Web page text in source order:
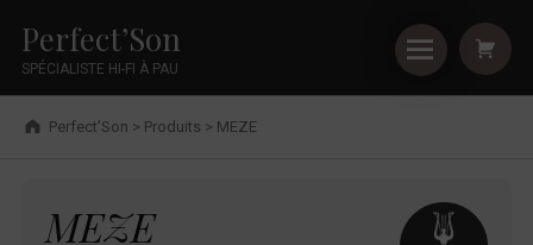
MEZE - Perfect’Son
Perfect’Son
SPÉCIALISTE HI-FI À PAU
Breadcrumbs navigation
Perfect’Son > Produits > MEZE
MEZE